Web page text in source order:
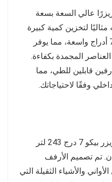
بيكو 243 لتر فريزرًا عالي السعة بسعة
مما يجعله مثاليًا لتخزين كمية كبيرة
من الأطعمة المجمدة. تتميز بـ 7 أدراج واسعة، مما يوفر
المجمدة بكفاءة.
قابلين للطي، مما
وفقًا لاحتياجاتك.
إحدى الميزات البارزة لديب فريزر بيكو 7 درج 243 لتر
تم تصميم الأرفف
والأشياء الثقيلة التي